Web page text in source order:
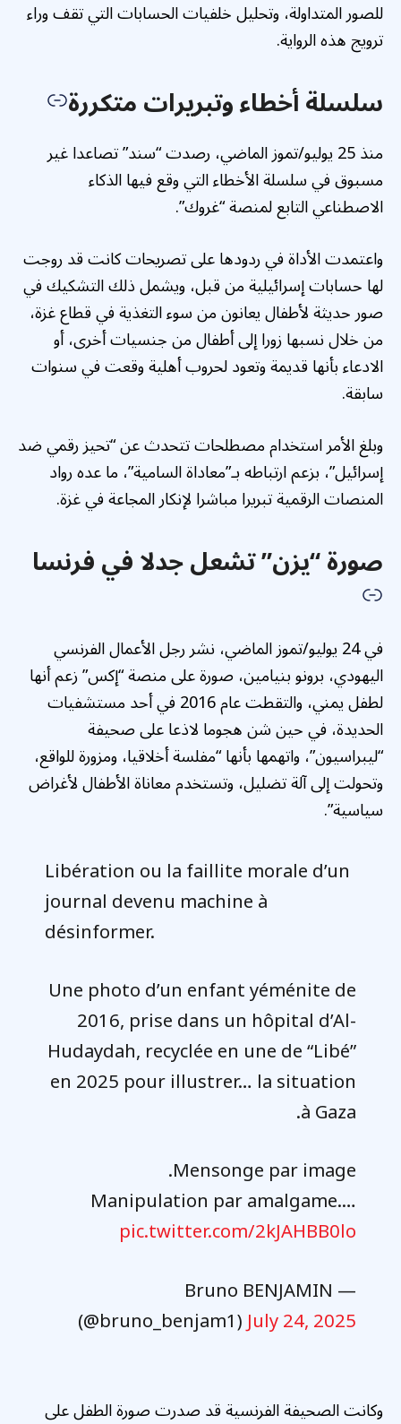
للصور المتداولة، وتحليل خلفيات الحسابات التي تقف وراء
ترويج هذه الرواية.
سلسلة أخطاء وتبريرات متكررة
منذ 25 يوليو/تموز الماضي، رصدت “سند” تصاعدا غير
مسبوق في سلسلة الأخطاء التي وقع فيها الذكاء
الاصطناعي التابع لمنصة “غروك”.
واعتمدت الأداة في ردودها على تصريحات كانت قد روجت
لها حسابات إسرائيلية من قبل، ويشمل ذلك التشكيك في
صور حديثة لأطفال يعانون من سوء التغذية في قطاع غزة،
من خلال نسبها زورا إلى أطفال من جنسيات أخرى، أو
الادعاء بأنها قديمة وتعود لحروب أهلية وقعت في سنوات
سابقة.
وبلغ الأمر استخدام مصطلحات تتحدث عن “تحيز رقمي ضد
إسرائيل”، بزعم ارتباطه بـ”معاداة السامية”، ما عده رواد
المنصات الرقمية تبريرا مباشرا لإنكار المجاعة في غزة.
صورة “يزن” تشعل جدلا في فرنسا
في 24 يوليو/تموز الماضي، نشر رجل الأعمال الفرنسي
اليهودي، برونو بنيامين، صورة على منصة “إكس” زعم أنها
لطفل يمني، والتقطت عام 2016 في أحد مستشفيات
الحديدة، في حين شن هجوما لاذعا على صحيفة
“ليبراسيون”، واتهمها بأنها “مفلسة أخلاقيا، ومزورة للواقع،
وتحولت إلى آلة تضليل، وتستخدم معاناة الأطفال لأغراض
سياسية”.
Libération ou la faillite morale d’un
journal devenu machine à
désinformer.
Une photo d’un enfant yéménite de
2016, prise dans un hôpital d’Al-
Hudaydah, recyclée en une de “Libé”
en 2025 pour illustrer… la situation
à Gaza.
Mensonge par image.
Manipulation par amalgame.…
pic.twitter.com/2kJAHBB0lo
— Bruno BENJAMIN
(@bruno_benjam1)July 24, 2025
وكانت الصحيفة الفرنسية قد صدرت صورة الطفل على